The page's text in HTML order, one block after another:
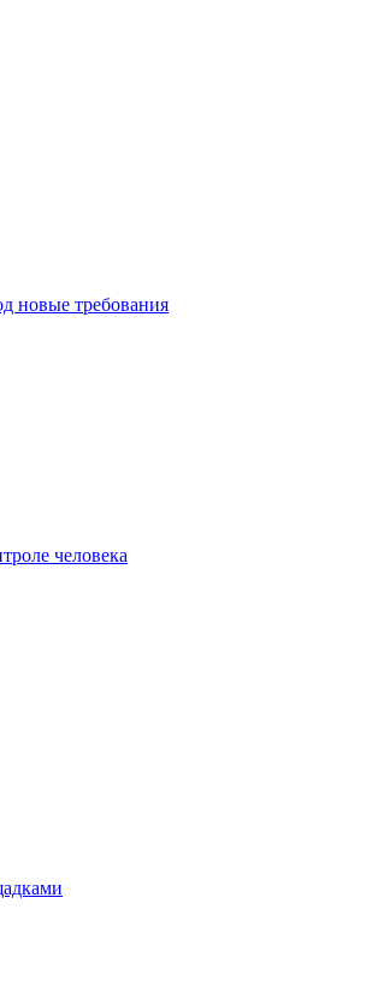
новые требования
человека